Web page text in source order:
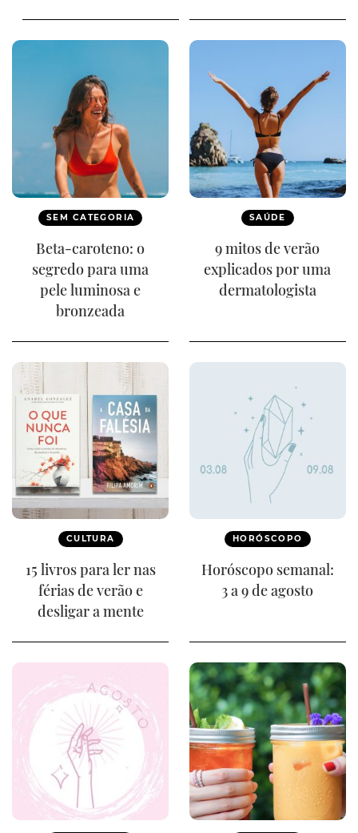
SEM CATEGORIA
Beta-caroteno: o
segredo para uma
pele luminosa e
bronzeada
SAÚDE
9 mitos de verão
explicados por uma
dermatologista
CULTURA
15 livros para ler nas
férias de verão e
desligar a mente
HORÓSCOPO
Horóscopo semanal:
3 a 9 de agosto